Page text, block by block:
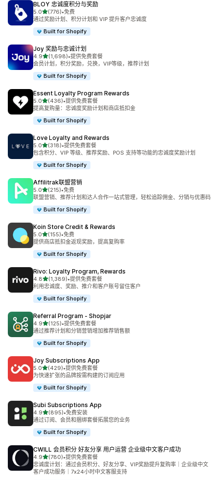
BLOY 忠诚度积分与奖励
5.0星（满分 5 星）
(776)
总共 776 条评论
•免费
通过奖励计划、积分计划和 VIP 提升客户忠诚度
Built for Shopify
Joy 奖励与忠诚计划
4.9星（满分 5 星）
(1,698)
总共 1698 条评论
•提供免费套餐
会员计划，积分奖励，兑换，VIP等级，推荐计划
Built for Shopify
Essent Loyalty Program Rewards
5.0星（满分 5 星）
(436)
总共 436 条评论
•提供免费套餐
提高复购量：忠诚度奖励计划和商店抵扣金
Built for Shopify
Love Loyalty and Rewards
5.0星（满分 5 星）
(318)
总共 318 条评论
•提供免费套餐
包含积分、VIP 等级、推荐奖励、POS 支持等功能的忠诚度奖励计划
Built for Shopify
Affilitrak联盟营销
5.0星（满分 5 星）
(215)
总共 215 条评论
•免费
联盟营销、推荐计划和达人合作一站式管理，轻松追踪佣金、分销与优惠码
Built for Shopify
Koin Store Credit & Rewards
5.0星（满分 5 星）
(155)
总共 155 条评论
•免费
提供商店抵扣金返现奖励，提高复购率
Built for Shopify
Rivo: Loyalty Program, Rewards
4.8星（满分 5 星）
(1,389)
总共 1389 条评论
•提供免费套餐
利用忠诚度、奖励、推介和客户账号留住客户
Built for Shopify
Referral Program ‑ Shopjar
4.9星（满分 5 星）
(125)
总共 125 条评论
•提供免费套餐
通过推荐计划和分销营销增加推荐销售额
Built for Shopify
Joy Subscriptions App
5.0星（满分 5 星）
(429)
总共 429 条评论
•提供免费套餐
为快速扩张的品牌按需构建的订阅应用
Built for Shopify
Subi Subscriptions App
4.9星（满分 5 星）
(895)
总共 895 条评论
•免费安装
通过订阅、会员和捆绑套餐拓展您的业务
Built for Shopify
CWILL 会员积分 好友分享 用户运营 企业级中文客户成功
4.9星（满分 5 星）
(780)
总共 780 条评论
•提供免费套餐
忠诚度计划：通过会员积分、好友分享、VIP奖励提升复购率｜企业级中文
客户成功服务｜7x24小时中文客服支持